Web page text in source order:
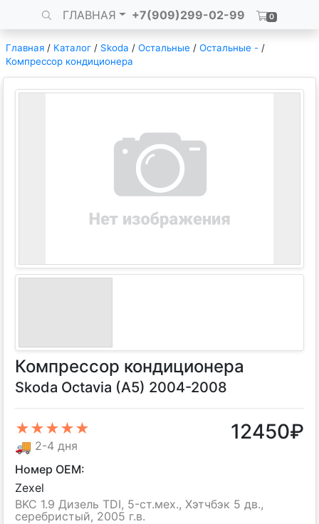
ГЛАВНАЯ +7(909)299-02-99 0
Главная / Каталог / Skoda / Остальные / Остальные - /
Компрессор кондиционера
Компрессор кондиционера
Skoda Octavia (A5) 2004-2008
★★★★★
🚚 2-4 дня
12450₽
Номер OEM:
Zexel
BKC 1.9 Дизель TDI, 5-ст.мех., Хэтчбэк 5 дв.,
серебристый, 2005 г.в.